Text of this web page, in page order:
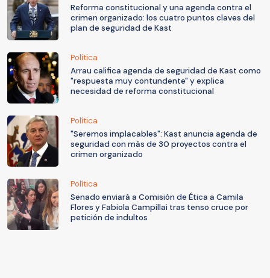
Reforma constitucional y una agenda contra el
crimen organizado: los cuatro puntos claves del
plan de seguridad de Kast
Política
Arrau califica agenda de seguridad de Kast como
"respuesta muy contundente" y explica
necesidad de reforma constitucional
Política
"Seremos implacables": Kast anuncia agenda de
seguridad con más de 30 proyectos contra el
crimen organizado
Política
Senado enviará a Comisión de Ética a Camila
Flores y Fabiola Campillai tras tenso cruce por
petición de indultos